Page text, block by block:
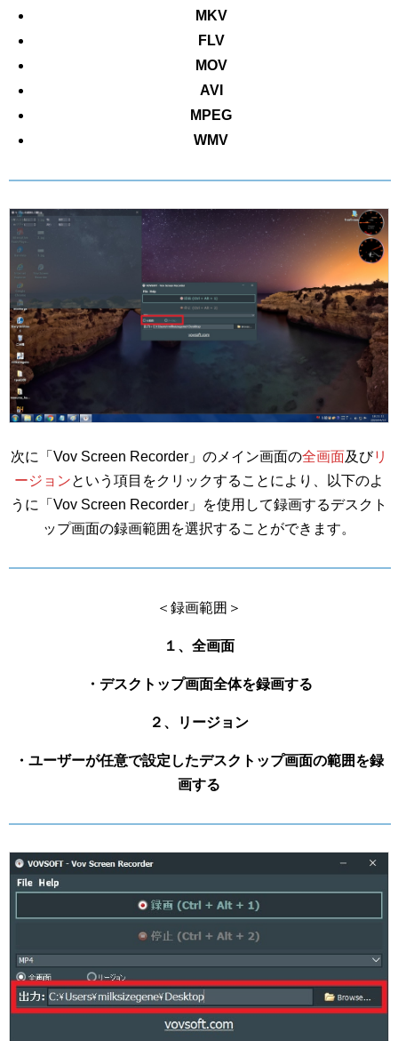
MKV
FLV
MOV
AVI
MPEG
WMV
次に「Vov Screen Recorder」のメイン画面の全画面及びリ
ージョンという項目をクリックすることにより、以下のよ
うに「Vov Screen Recorder」を使用して録画するデスクト
ップ画面の録画範囲を選択することができます。
＜録画範囲＞
１、全画面
・デスクトップ画面全体を録画する
２、リージョン
・ユーザーが任意で設定したデスクトップ画面の範囲を録
画する